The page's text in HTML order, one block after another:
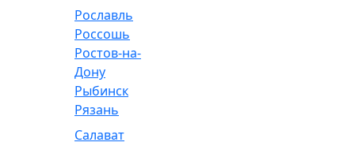
Рославль
Россошь
Ростов-на-
Дону
Рыбинск
Рязань
Салават